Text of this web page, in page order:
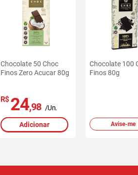
Chocolate 50 Choc
Finos Zero Acucar 80g
R$ 24,98 /Un.
Adicionar
Chocolate 100
Finos 80g
Avise-me